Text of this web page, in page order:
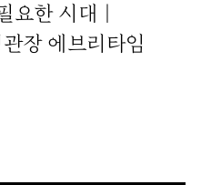
요한 시대｜
장 에브리타임